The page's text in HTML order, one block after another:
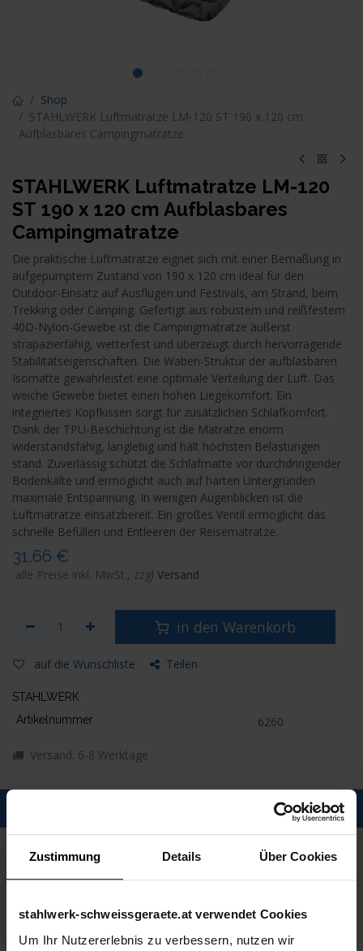
Zustimmung Details Über Cookies
stahlwerk-schweissgeraete.at verwendet Cookies
Um Ihr Nutzererlebnis zu verbessern, nutzen wir
Shop
STAHLWERK Luftmatratze LM-120 ST 190 x 120 cm
Aufblasbares Campingmatratze
STAHLWERK Luftmatratze LM-120
ST 190 x 120 cm Aufblasbares
Campingmatratze
Die praktische Luftmatratze eignet sich mit einer Bemaßung in
aufgepumptem Zustand von 190 x 120 cm ideal für den
Outdoor-Einsatz auf Ausflügen und Festivals, am Strand, beim
Trekking oder Camping. Gefertigt aus robustem und reißfestem
40D-Nylon-Gewebe ist die Campingmatratze äußerst
strapazierfähig, wetterfest und überzeugt durch hervorragende
Stabilitätseigenschaften. Die Waben-Struktur der aufblasbaren
Isomatte gewährleistet eine optimale Verteilung der Luft. Das
weiche Gewebe bietet einen hohen Liegekomfort. Ein
integriertes Kopfkissen sorgt für zusätzlichen Schlafkomfort.
Dank der TPU-Beschichtung ist die Matratze enorm
widerstandsfähig, langlebig und hält höchsten Belastungen
stand. Zuverlässig schützt die Schlafmatte vor durchdringender
Bodenkälte und ermöglicht auch auf harten Untergründen
maximale Entspannung. In wenigen Augenblicken ist die
Luftmatratze einsatzbereit. Ein großes Ventil ermöglicht das
schnelle Befüllen und Entleeren der Reisematratze.
31,66 €
alle Preise inkl. MwSt., zzgl Versand
in den Warenkorb
auf die Wunschliste Teilen
STAHLWERK
Artikelnummer
6260
Versand: 6-8 Werktage
Technische Daten
Lieferumfang